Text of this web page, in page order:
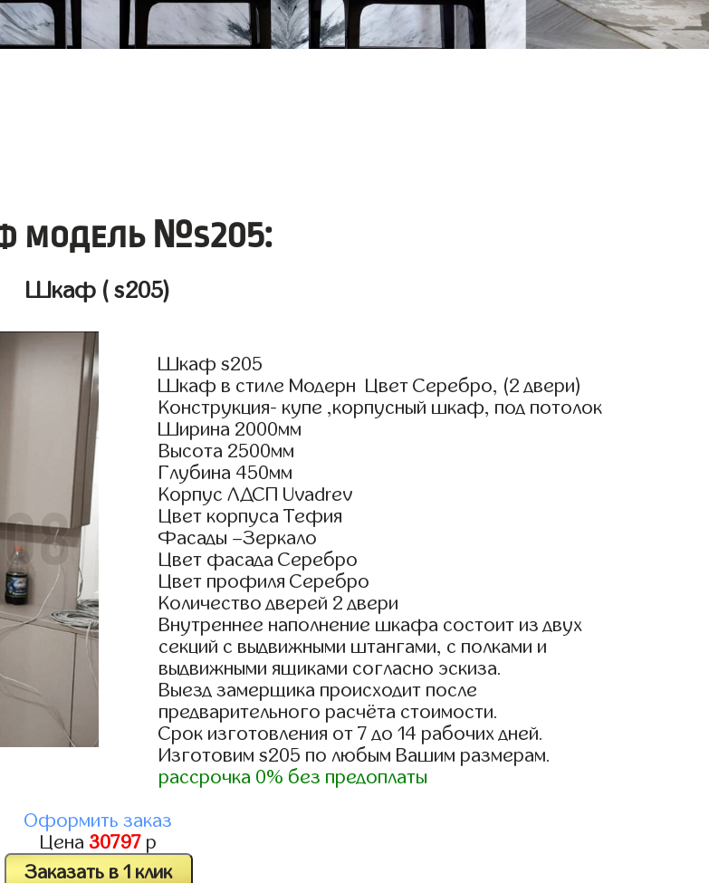
модель №s205:
Шкаф ( s205)
Шкаф s205
Шкаф в стиле Модерн Цвет Серебро, (2 двери)
Конструкция- купе ,корпусный шкаф, под потолок
Ширина 2000мм
Высота 2500мм
Глубина 450мм
Корпус ЛДСП Uvadrev
Цвет корпуса Тефия
Фасады –Зеркало
Цвет фасада Серебро
Цвет профиля Серебро
Количество дверей 2 двери
Внутреннее наполнение шкафа состоит из двух
секций с выдвижными штангами, с полками и
выдвижными ящиками согласно эскиза.
Выезд замерщика происходит после
предварительного расчёта стоимости.
Срок изготовления от 7 до 14 рабочих дней.
Изготовим s205 по любым Вашим размерам.
рассрочка 0% без предоплаты
Оформить заказ
Цена 30797 р
Заказать в 1 клик